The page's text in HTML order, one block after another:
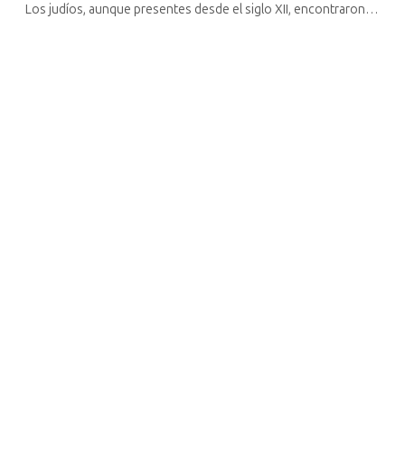
Los judíos, aunque presentes desde el siglo XII, encontraron